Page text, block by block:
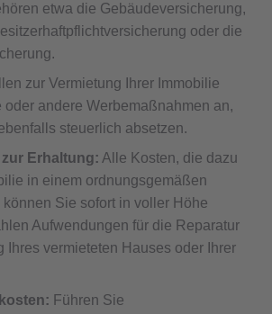
etwa die Gebäudeversicherung,
oder die
zur Vermietung Ihrer Immobilie
oder andere Werbemaßnahmen an,
steuerlich absetzen.
Erhaltung: Alle Kosten, die dazu
in einem ordnungsgemäßen
Sie sofort in voller Höhe
Aufwendungen für die Reparatur
Ihres vermieteten Hauses oder Ihrer
Führen Sie